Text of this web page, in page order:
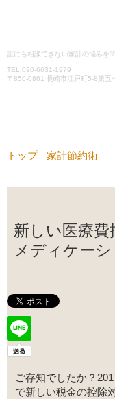
誰にも相談できない家計の悩みを
TEL. 090-6631-1979
〒850-0861 長崎市江戸町5-8第五
トップ
家計節約術
新しい医療費
メディケー
ご存知でしたか？
で新しい税金の控除